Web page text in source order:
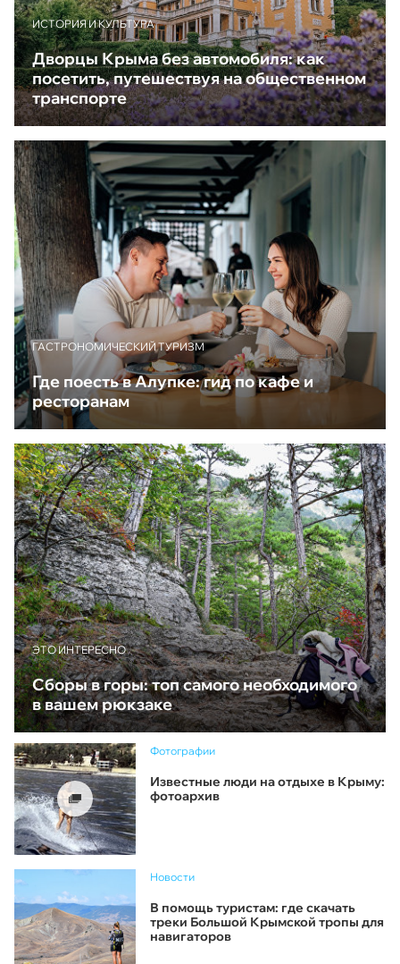
ИСТОРИЯ И КУЛЬТУРА
Дворцы Крыма без автомобиля: как
посетить, путешествуя на общественном
транспорте
ГАСТРОНОМИЧЕСКИЙ ТУРИЗМ
Где поесть в Алупке: гид по кафе и
ресторанам
ЭТО ИНТЕРЕСНО
Сборы в горы: топ самого необходимого
в вашем рюкзаке
Фотографии
Известные люди на отдыхе в Крыму:
фотоархив
Новости
В помощь туристам: где скачать
треки Большой Крымской тропы для
навигаторов